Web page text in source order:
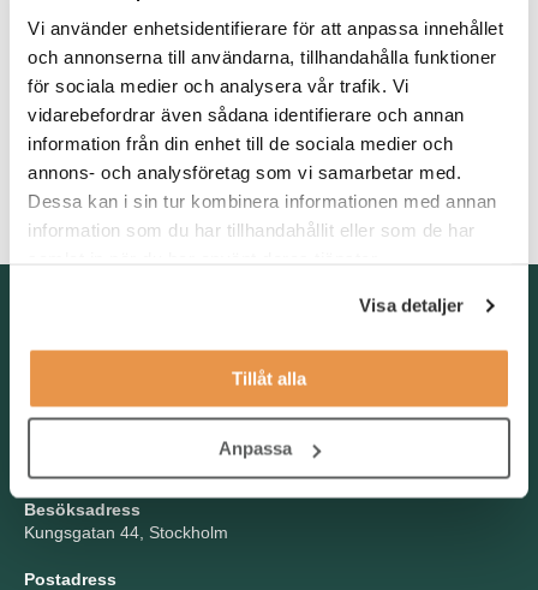
Vi använder enhetsidentifierare för att anpassa innehållet
och annonserna till användarna, tillhandahålla funktioner
för sociala medier och analysera vår trafik. Vi
vidarebefordrar även sådana identifierare och annan
information från din enhet till de sociala medier och
annons- och analysföretag som vi samarbetar med.
Dessa kan i sin tur kombinera informationen med annan
information som du har tillhandahållit eller som de har
Visa detaljer
Tillåt alla
Anpassa
systemvana. Du arbetar strukturerat, självständigt och med hög
noggrannhet även när arbetsuppgifterna är repetitiva. Du är
trygg i skriftlig kommunikation på svenska och har förmåga att
formulera dig tydligt och professionellt via mejl. Som person är
du ansvarstagande, metodisk och har ett gott omdöme. Det är
meriterande med erfarenhet av backoffice, kundtjänst eller
annan administrativ roll. Denna roll kräver goda kunskaper i det
svenska språket, både i tal och skrift.
TNG Group AB
Besöksadress
Kungsgatan 44, Stockholm
Postadress